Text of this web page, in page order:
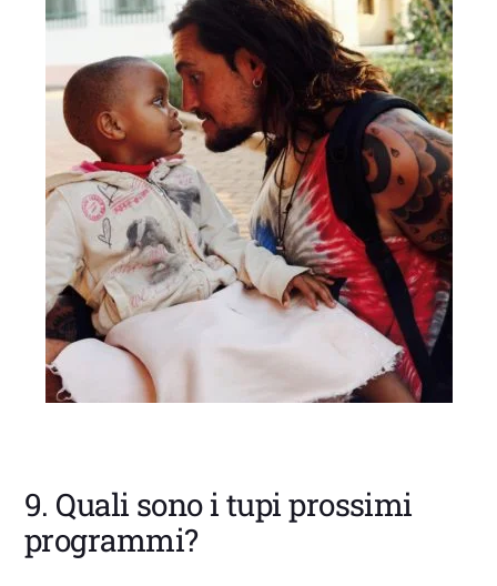
9. Quali sono i tupi prossimi
programmi?